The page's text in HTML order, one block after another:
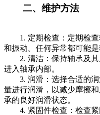
二、维护方法
1. 定期检查：定期检查
和振动。任何异常都可
2. 清洁：保持轴承及其
进入轴承内部。
3. 润滑：选择合适的润
量进行润滑，以减少摩擦
承的良好润滑状态。
4. 紧固件检查：检查紧